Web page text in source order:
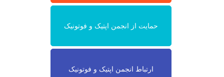
حمایت از انجمن اپتیک و فوتونیک
ارتباط انجمن اپتیک و فوتونیک